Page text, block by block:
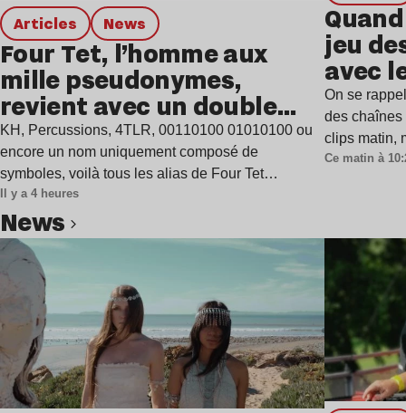
Articles news
Four Tet, l’homme aux
mille pseudonymes,
revient avec un double
single
KH, Percussions, 4TLR, 00110100 01010100 ou
encore un nom uniquement composé de
symboles, voilà tous les alias de Four Tet…
Il y a 4 heures
jeu
avec
On se
des
clips matin,
Ce matin à
news
Lire l’article